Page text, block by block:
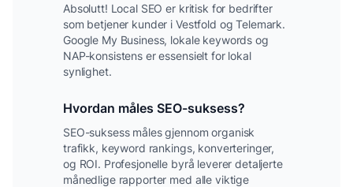
Absolutt! Local SEO er kritisk for bedrifter
som betjener kunder i Vestfold og Telemark.
Google My Business, lokale keywords og
NAP-konsistens er essensielt for lokal
synlighet.
Hvordan måles SEO-suksess?
SEO-suksess måles gjennom organisk
trafikk, keyword rankings, konverteringer,
og ROI. Profesjonelle byrå leverer detaljerte
månedlige rapporter med alle viktige